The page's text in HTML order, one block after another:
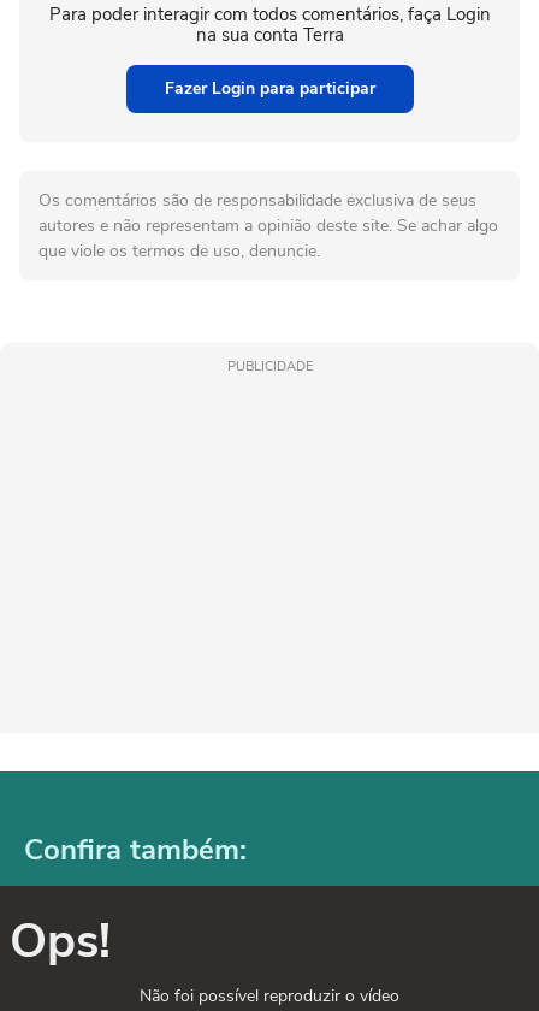
Para poder interagir com todos comentários, faça Login
na sua conta Terra
Fazer Login para participar
Os comentários são de responsabilidade exclusiva de seus
autores e não representam a opinião deste site. Se achar algo
que viole os termos de uso, denuncie.
PUBLICIDADE
Confira também:
Ops!
Não foi possível reproduzir o vídeo